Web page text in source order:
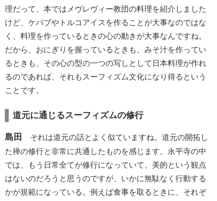
理だって、本ではメヴレヴィー教団の料理を紹介しました
けど、ケバブやトルコアイスを作ることが大事なのではな
く、料理を作っているときの心の動きが大事なんですね。
だから、おにぎりを握っているときも、みそ汁を作ってい
るときも、その心の型の一つの写しとして日本料理が作れ
るのであれば、それもスーフィズム文化になり得るという
ことです。
道元に通じるスーフィズムの修行
島田
それは道元の話とよく似ていますね。道元の開拓し
た禅の修行と非常に共通したものを感じます。永平寺の中
では、もう日常全てが修行になっていて、美的という観点
はないのだろうと思うのですが、いかに無駄なく行動する
かが規範になっている。例えば食事を取るときに、それぞ